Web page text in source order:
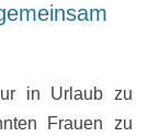
in Urlaub zu
Frauen zu